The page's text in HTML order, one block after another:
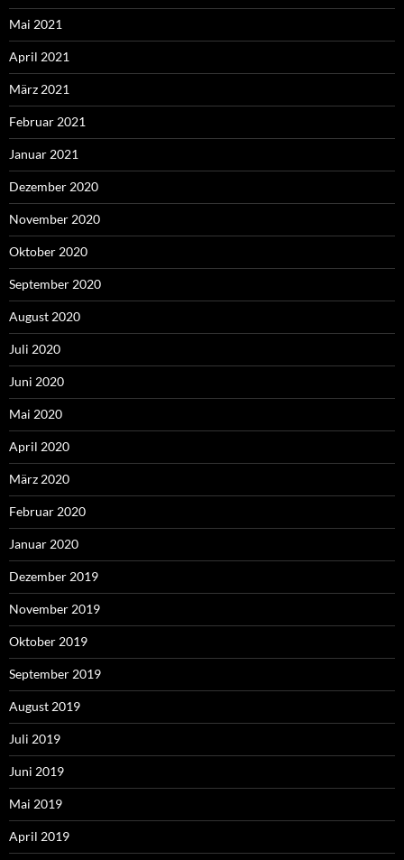
Mai 2021
April 2021
März 2021
Februar 2021
Januar 2021
Dezember 2020
November 2020
Oktober 2020
September 2020
August 2020
Juli 2020
Juni 2020
Mai 2020
April 2020
März 2020
Februar 2020
Januar 2020
Dezember 2019
November 2019
Oktober 2019
September 2019
August 2019
Juli 2019
Juni 2019
Mai 2019
April 2019